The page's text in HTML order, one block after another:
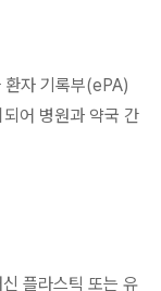
자 기록부(ePA)
어 병원과 약국 간
플라스틱 또는 유